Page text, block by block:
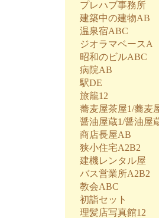
プレハブ事務所
建築中の建物AB
温泉宿ABC
ジオラマベースA
昭和のビルABC
病院AB
駅DE
旅籠12
蕎麦屋茶屋1/蕎麦
醤油屋蔵1/醤油屋
商店長屋AB
狭小住宅A2B2
建機レンタル屋
バス営業所A2B2
教会ABC
初詣セット
理髪店写真館12